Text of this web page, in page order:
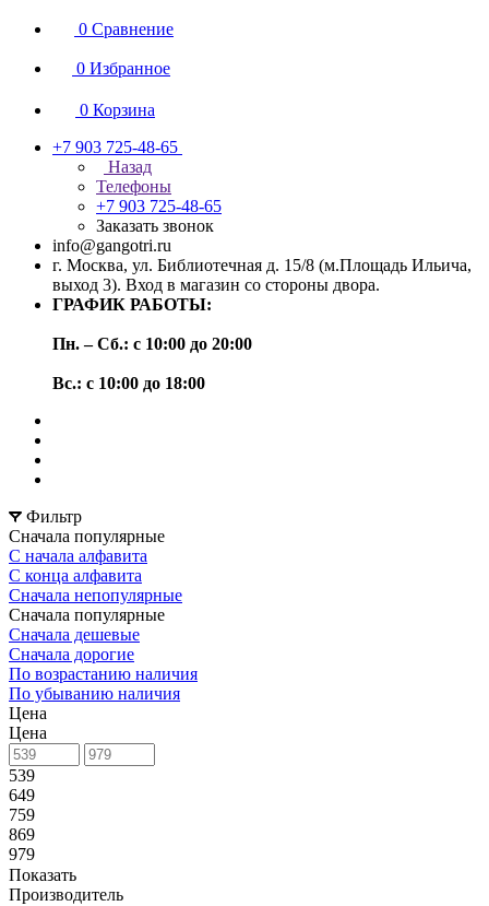
0 Сравнение
0 Избранное
0 Корзина
+7 903 725-48-65
Назад
Телефоны
+7 903 725-48-65
Заказать звонок
info@gangotri.ru
г. Москва, ул. Библиотечная д. 15/8 (м.Площадь Ильича,
выход 3). Вход в магазин со стороны двора.
ГРАФИК РАБОТЫ:
Пн. – Сб.: с 10:00 до 20:00
Вс.: с 10:00 до 18:00
Фильтр
Сначала популярные
С начала алфавита
С конца алфавита
Сначала непопулярные
Сначала популярные
Сначала дешевые
Сначала дорогие
По возрастанию наличия
По убыванию наличия
Цена
Цена
539
649
759
869
979
Показать
Производитель